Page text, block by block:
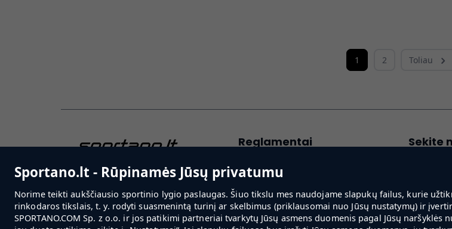
Sportano.lt - Rūpinamės Jūsų privatumu
Norime teikti aukščiausio sportinio lygio paslaugas. Šiuo tikslu mes naudojame slapukų failus, kurie
rinkodaros tikslais, t. y. rodyti suasmenintą turinį ar skelbimus (priklausomai nuo Jūsų nustatymų) ir
SPORTANO.COM Sp. z o.o. ir jos patikimi partneriai tvarkytų Jūsų asmens duomenis pagal Jūsų
1 2 Toliau
Reglamentai
reglamentas
Slapukų nustatymai
Sekite